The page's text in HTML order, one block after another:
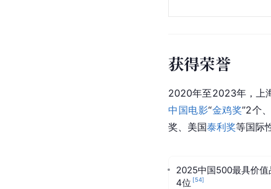
获得荣誉
2020年至2023年，上
中国电影“金鸡奖”2个
奖、 美国泰利奖等国际
2025中国500最具价值
4位 [54]